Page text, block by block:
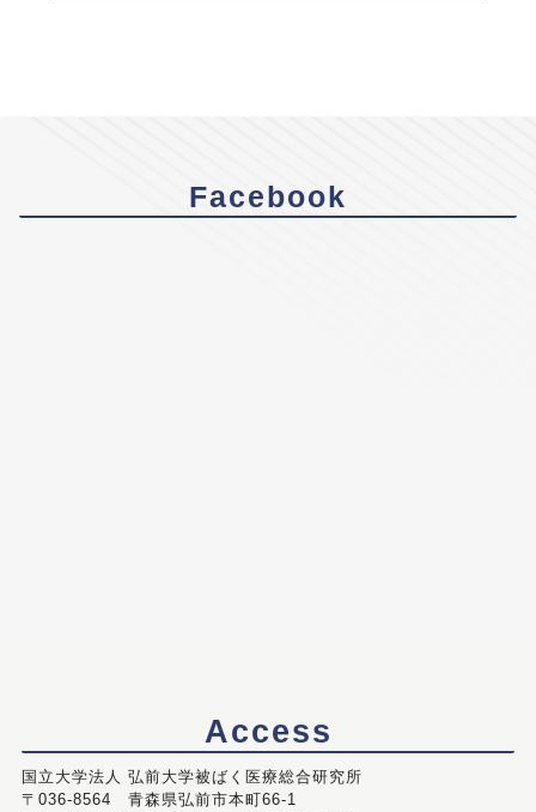
Facebook
Access
国立大学法人 弘前大学被ばく医療総合研究所
〒036-8564 青森県弘前市本町66-1